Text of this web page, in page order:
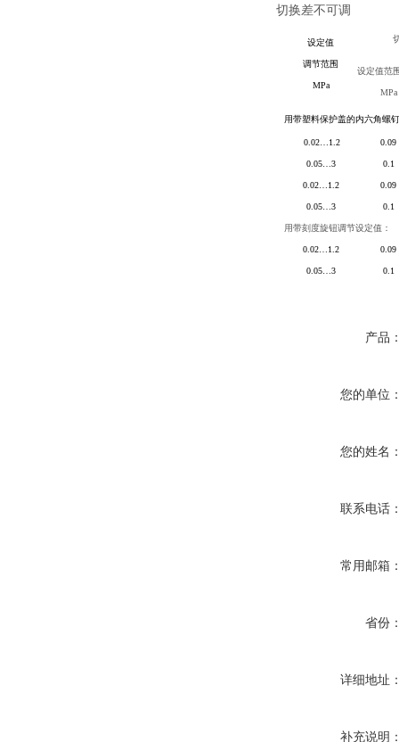
切换差不可调
设定值
调节范围
MPa
设定值范
MPa
用带塑料保护盖的内六角螺
0.02 …1.2 0.09
0.05…3 0.1
0.02…1.2 0.09
0.05…3 0.1
用带刻度旋钮调节设定值：
0.02…1.2 0.09
0.05…3 0.1
产品
您的单位
您的姓名
联系电话
常用邮箱
省份
详细地址
补充说明